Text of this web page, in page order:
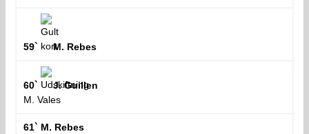
59` M. Rebes
60`
J. Guillen
M. Vales
61` M. Rebes